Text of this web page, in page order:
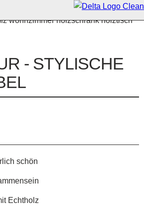
- STYLISCHE
schön
Echtholz